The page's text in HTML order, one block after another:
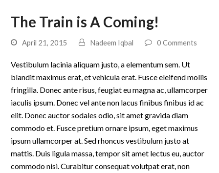
The Train is A Coming!
April 21, 2015 Nadeem Iqbal 0 Comments
Vestibulum lacinia aliquam justo, a elementum sem. Ut
blandit maximus erat, et vehicula erat. Fusce eleifend mollis
fringilla. Donec ante risus, feugiat eu magna ac, ullamcorper
iaculis ipsum. Donec vel ante non lacus finibus finibus id ac
elit. Donec auctor sodales odio, sit amet gravida diam
commodo et. Fusce pretium ornare ipsum, eget maximus
ipsum ullamcorper at. Sed rhoncus vestibulum justo at
mattis. Duis ligula massa, tempor sit amet lectus eu, auctor
commodo nisi. Curabitur consequat volutpat erat, non